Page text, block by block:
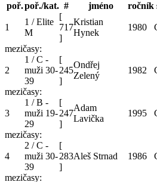
poř.poř./kat. # jméno ročník
1
1 / Elite
M
[
717
]
Kristian
Hynek
1980
mezičasy:
2
1 / C -
muži 30-
39
[
245
]
Ondřej
Zelený
1982
mezičasy:
3
1 / B -
muži 19-
29
[
247
]
Adam
Lavička
1995
mezičasy:
4
2 / C -
muži 30-
39
[
283
]
Aleš Strnad 1986
mezičasy: